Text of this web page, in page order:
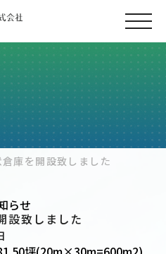
倉庫を開設致しました
らせ
設致しました